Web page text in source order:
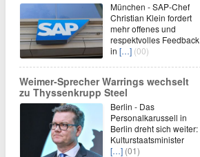
München - SAP-Chef
Christian Klein fordert
mehr offenes und
respektvolles Feedback
in […] (00)
Weimer-Sprecher Warrings wechselt
zu Thyssenkrupp Steel
Berlin - Das
Personalkarussell in
Berlin dreht sich weiter:
Kulturstaatsminister
[…] (01)